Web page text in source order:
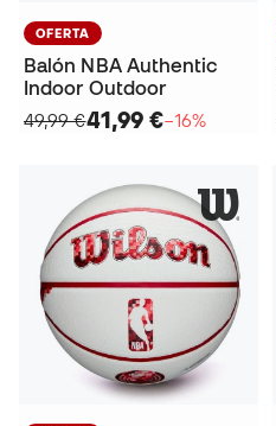
OFERTA
Balón NBA Authentic
Indoor Outdoor
49,99 €41,99 €−16%